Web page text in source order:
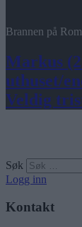
Brannen på
Markus
uthuset/
Veldig
Søk
Logg inn
Kontakt